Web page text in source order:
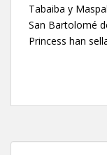
Tabaiba y
San Bartolomé
Princess han